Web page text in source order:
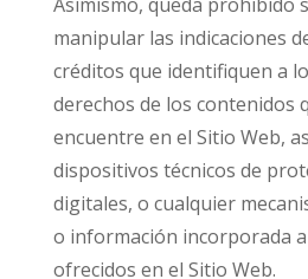
manipular las indicaciones
créditos que identifiquen a
derechos de los contenidos
encuentre en el Sitio Web,
dispositivos técnicos de
digitales, o cualquier
o información incorporada
ofrecidos en el Sitio Web.